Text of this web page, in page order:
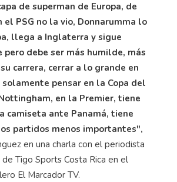
de superman de Europa, de
el PSG no la vio, Donnarumma lo
llega a Inglaterra y sigue
pero debe ser más humilde, más
carrera, cerrar a lo grande en
solamente pensar en la Copa del
en la Premier, tiene
camiseta ante Panamá, tiene
partidos menos importantes",
en una charla con el periodista
de Tigo Sports Costa Rica en el
El Marcador TV.